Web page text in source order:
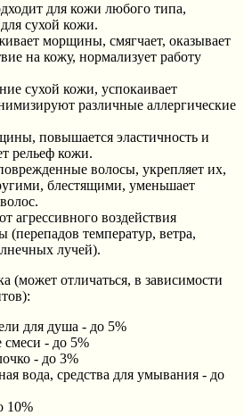
для кожи любого типа,
сухой кожи.
морщины, смягчает, оказывает
на кожу, нормализует работу
сухой кожи, успокаивает
различные аллергические
повышается эластичность и
рельеф кожи.
волосы, укрепляет их,
блестящими, уменьшает
агрессивного воздействия
температур, ветра,
лучей).
(может отличаться, в зависимости
для душа - до 5%
- до 5%
- до 3%
вода, средства для умывания - до
10%